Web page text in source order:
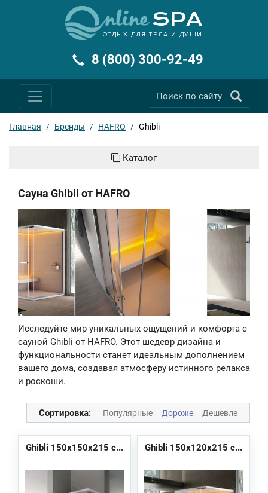
ОТДЫХ ДЛЯ ТЕЛА И ДУШИ
8 (800) 300-92-49
Главная / Бренды / HAFRO / Ghibli
Каталог
Сауна Ghibli от HAFRO
Исследуйте мир уникальных ощущений и комфорта с
сауной Ghibli от HAFRO. Этот шедевр дизайна и
функциональности станет идеальным дополнением
вашего дома, создавая атмосферу истинного релакса
и роскоши.
Сортировка: Популярные Дороже Дешевле
Ghibli 150x150x215 с... Ghibli 150x120x215 с...